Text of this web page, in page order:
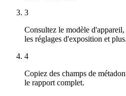
3
Consultez le modèle
les réglages d'exposition et plus.
4
Copiez des champs de
le rapport complet.